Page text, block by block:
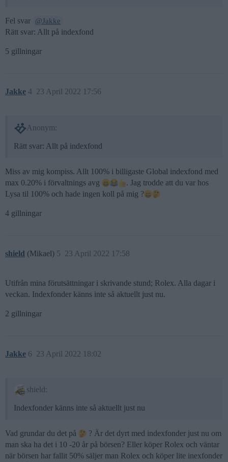
Fel svar @Jakke
Rätt svar: Allt på indexfond
5 gillningar
Jakke 23 April 2022 17:56
4
Anonym:
Rätt svar: Allt på indexfond
Miss av mig kompiss. Allt 100% i billigaste Global indexfond med
max 0.20% i förvaltnings avg
. Jag trodde att du var hos
Lysa til 100% och hade ingen koll på mig ?
4 gillningar
shield (Mikael) 23 April 2022 17:58
5
Utifrån mina förutsättningar i skrivande stund; Rolex. Alla dagar i
veckan. Indexfonder känns inte så aktuellt just nu.
2 gillningar
Jakke 23 April 2022 18:02
6
shield:
Indexfonder känns inte så aktuellt just nu
Vad grundar du det på
? Är det dyrt med indexfonder just nu om
man ska ha det i 10 -20 år på börsen? Eller köper Rolex och väntar
när börsen har fallit 50% säljer man Rolex och köper lite inexfonder